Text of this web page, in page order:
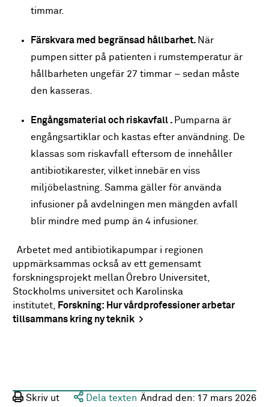
timmar.
Färskvara med begränsad hållbarhet. När
pumpen sitter på patienten i rumstemperatur är
hållbarheten ungefär 27 timmar – sedan måste
den kasseras.
Engångsmaterial och riskavfall . Pumparna är
engångsartiklar och kastas efter användning. De
klassas som riskavfall eftersom de innehåller
antibiotikarester, vilket innebär en viss
miljöbelastning. Samma gäller för använda
infusioner på avdelningen men mängden avfall
blir mindre med pump än 4 infusioner.
Arbetet med antibiotikapumpar i regionen
uppmärksammas också av ett gemensamt
forskningsprojekt mellan Örebro Universitet,
Stockholms universitet och Karolinska
institutet, Forskning: Hur vårdprofessioner arbetar
tillsammans kring ny teknik
Skriv ut Dela texten Ändrad den: 17 mars 2026